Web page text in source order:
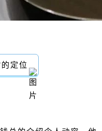
定位